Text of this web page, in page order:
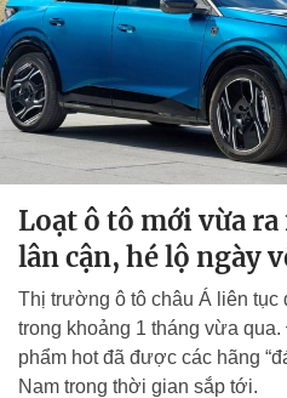
Loạt ô tô mới vừa
lân cận, hé lộ ngày
Thị trường ô tô châu Á liên tục
trong khoảng 1 tháng vừa
phẩm hot đã được các hãng
Nam trong thời gian sắp tới.